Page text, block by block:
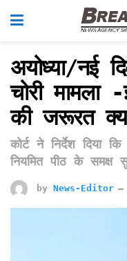
अयोध्या/नई
चोरी मामला
की जरूरत
कोर्ट ने निर्देश दिया
नियमित पीठ के समक्ष
by News-Editor